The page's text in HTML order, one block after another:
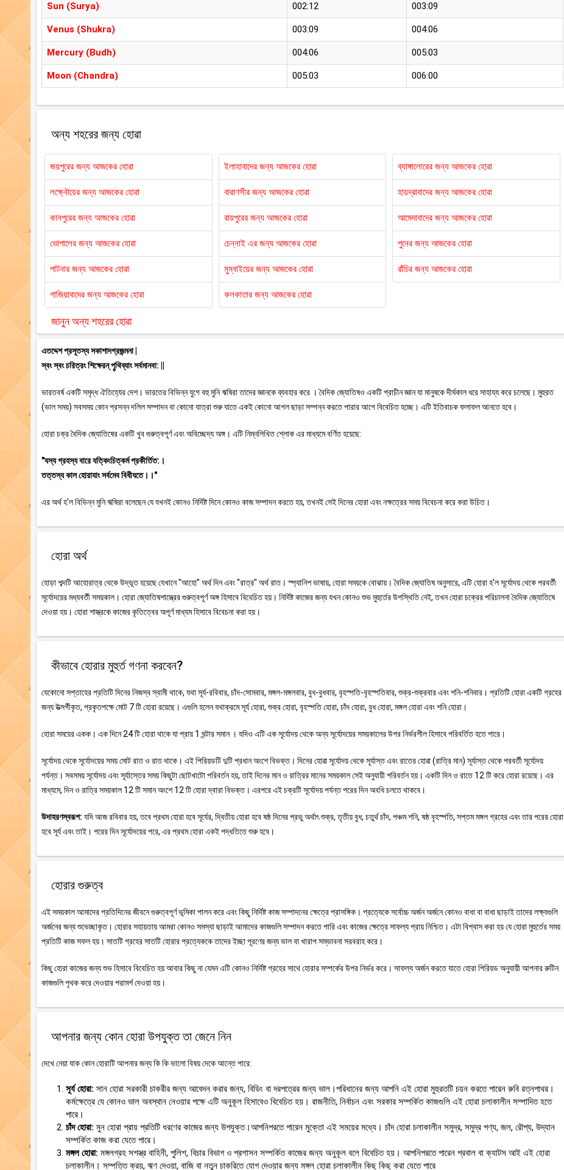
Sun (Surya) 002:12 003:09
Venus (Shukra) 003:09 004:06
Mercury (Budh) 004:06 005:03
Moon (Chandra) 005:03 006:00
অন্য শহরের জন্য হোৱা
জয়পুরের জন্য আজকের হোৱা
লক্ষ্নৌয়ের জন্য আজকের হোৱা
কানপুরের জন্য আজকের হোৱা
ভোপালের জন্য আজকের হোৱা
পাটনার জন্য আজকের হোৱা
গাজিয়াবাদের জন্য আজকের হোৱা
ইলাহাবাদের জন্য আজকের হোৱা
বারাণসীর জন্য আজকের হোৱা
রায়পুরের জন্য আজকের হোৱা
চেন্নাই এর জন্য আজকের হোৱা
মুম্বাইয়ের জন্য আজকের হোৱা
কলকাতার জন্য আজকের হোৱা
ব্যাঙ্গালোরের জন্য আজকের হোৱা
হায়দ্রাবাদের জন্য আজকের হোৱা
আমেদাবাদের জন্য আজকের হোৱা
পুনের জন্য আজকের হোৱা
রাঁচির জন্য আজকের হোৱা
জানুন অন্য শহরের হোৱা
এতদ্দেশ প্রসূতস্য সকাশাদগ্রজন্মনা |
স্বং স্বং চরিত্রং শিক্ষেরন্ পৄথিব্যাং সর্বমানবা: ||
ভারতবর্ষ একটি সমৃদ্ধ ঐতিহ্যের দেশ। ভারতের বিভিন্ন যুগে বহু মুনি ঋষিরা তাদের জ্ঞানকে ব্যবহার করে । বৈদিক জ্যোতিষও একটি প্রাচীন জ্ঞান যা মানুষকে দীর্ঘকাল ধরে সাহায্য করে চলেছে। মুহুরত
(ভাল সময়) সবসময় কোন প্রসন্ন দলিল সম্পাদন বা কোনো যাত্রা শুরু যাতে একই কোনো আগল ছাড়া সম্পন্ন করতে পারার আগে বিবেচিত হচ্ছে। এটি ইতিবাচক ফলাফল আনতে হবে।
হোরা চক্র বৈদিক জ্যোতিষের একটি খুব গুরুত্বপূর্ণ এবং অবিচ্ছেদ্য অঙ্গ। এটি নিম্নলিখিত শ্লোক এর মাধ্যমে বর্ণিত হয়েছে:
"যস্য গ্রহস্য বারে যত্কিংচিত্কর্ম প্রকীর্তিত:।
তত্তস্য কাল হোরাযাং সর্বমেব বিধীযতে।।"
এর অর্থ হ'ল বিভিন্ন মুনি ঋষিরা বলেছেন যে যখনই কোনও নির্দিষ্ট দিনে কোনও কাজ সম্পাদন করতে হয়, তখনই সেই দিনের হোরা এবং নক্ষত্রের সময় বিবেচনা করে করা উচিত।
হোরা অর্থ
হোড়া শব্দটি আহোরাত্র থেকে উদ্ভূত হয়েছে যেখানে "আহো" অর্থ দিন এবং "রাত্র" অর্থ রাত। স্প্যানিশ ভাষায়, হোরা সময়কে বোঝায়। বৈদিক জ্যোতিষ অনুসারে, এটি হোরা হ'ল সূর্যোদয় থেকে পরবর্তী
সূর্যোদয়ের মধ্যবর্তী সময়কাল। হোরা জ্যোতিষশাস্ত্রের গুরুত্বপূর্ণ অঙ্গ হিসাবে বিবেচিত হয়। নির্দিষ্ট কাজের জন্য যখন কোনও শুভ মুহুর্তের উপস্থিতি নেই, তখন হোরা চক্রের পরিচালনা বৈদিক জ্যোতিষে
দেওয়া হয়। হোরা শাস্ত্রকে কাজের কৃতিত্বের অপূর্ণ মাধ্যম হিসাবে বিবেচনা করা হয়।
কীভাবে হোরার মুহুর্ত গণনা করবেন?
যেকোনো সপ্তাহের প্রতিটি দিনের নিজস্ব স্বামী থাকে, যথা সূর্য-রবিবার, চাঁদ-সোমবার, মঙ্গল-মঙ্গলবার, বুধ-বুধবার, বৃহস্পতি-বৃহস্পতিবার, শুক্র-শুক্রবার এবং শনি-শনিবার। প্রতিটি হোরা একটি গ্রহের
জন্য উত্সর্গীকৃত, প্রকৃতপক্ষে মোট 7 টি হোরা রয়েছে। এগুলি হলেন যথাক্রমে সূর্য হোরা, শুক্র হোরা, বৃহস্পতি হোরা, চাঁদ হোরা, বুধ হোরা, মঙ্গল হোরা এবং শনি হোরা।
হোরা সময়ের একক। এক দিনে 24 টি হোরা থাকে যা প্রায় 1 ঘন্টার সমান । যদিও এটি এক সূর্যোদয় থেকে অন্য সূর্যোদয়ের সময়কালের উপর নির্ভরশীল হিসাবে পরিবর্তিত হতে পারে।
সূর্যোদয় থেকে সূর্যোদয়ের সময় মোট রাত ও রাত থাকে। এই পিরিয়ডটি দুটি প্রধান অংশে বিভক্ত। দিনের হোৱা সূর্যোদয় থেকে সূর্যাস্ত এবং রাতের হোৱা (রাত্রি মান) সূর্যাস্ত থেকে পরবর্তী সূর্যোদয়
পর্যন্ত। সবসময় সূর্যোদয় এবং সূর্যাস্তের সময় কিছুটা ছোটখাটো পরিবর্তন হয়, তাই দিনের মান ও রাত্রির মানের সময়কাল সেই অনুযায়ী পরিবর্তন হয়। একটি দিন ও রাতে 12 টি করে হোরা রয়েছে। এর
মাধ্যমে, দিন ও রাত্রি সময়কাল 12 টি সমান অংশে 12 টি হোরা দ্বারা বিভক্ত। এরপরে এই চক্রটি সূর্যোদয় পর্যন্ত পরের দিন অবধি চলতে থাকবে।
উদাহরণস্বরূপ: যদি আজ রবিবার হয়, তবে প্রথম হোরা হবে সূর্যের, দ্বিতীয় হোরা হবে ষষ্ঠ দিনের প্রভু অর্থাৎ শুক্র, তৃতীয় বুধ, চতুর্থ চাঁদ, পঞ্চম শনি, ষষ্ঠ বৃহস্পতি, সপ্তম মঙ্গল গ্রহের এবং তার পরের হোরা
হবে সূর্য এবং তাই। পরের দিন সূর্যোদয়ের পরে, এর প্রথম হোরা একই পদ্ধতিতে শুরু হবে।
হোরার গুরুত্ব
এই সময়কাল আমাদের প্রতিদিনের জীবনে গুরুত্বপূর্ণ ভূমিকা পালন করে এবং কিছু নির্দিষ্ট কাজ সম্পাদনের ক্ষেত্রে প্রাসঙ্গিক। প্রত্যেকে সর্বোচ্চ অর্জন অর্জনে কোনও বাধা বা বাধা ছাড়াই তাদের লক্ষ্যগুলি
অর্জনের জন্য শুভেচ্ছাকৃত। হোরার সহায়তায় আমরা কোনও সমস্যা ছাড়াই আমাদের কাজগুলি সম্পাদন করতে পারি এবং কাজের ক্ষেত্রে সাফল্য প্রায় নিশ্চিত। এটা বিশ্বাস করা হয় যে হোরা মুহুর্তের সময়
প্রতিটি কাজ সফল হয়। সাতটি গ্রহের সাতটি হোরার প্রত্যেককে তাদের ইচ্ছা পূরণের জন্য ভাল বা খারাপ সম্ভাবনা সরবরাহ করে।
কিছু হোরা কাজের জন্য শুভ হিসাবে বিবেচিত হয় আবার কিছু না যেমন এটি কোনও নির্দিষ্ট গ্রহের সাথে হোরার সম্পর্কের উপর নির্ভর করে। সাফল্য অর্জন করতে যাতে হোরা পিরিয়ড অনুযায়ী আপনার রুটিন
কাজগুলি পৃথক করে দেওয়ার পরামর্শ দেওয়া হয়।
আপনার জন্য কোন হোরা উপযুক্ত তা জেনে নিন
দেখে নেয়া যাক কোন হোরাটি আপনার জন্য কি কি ভালো বিষয় দেকে আন্তে পারে:
সূর্য হোরা: সান হোরা সরকারী চাকরীর জন্য আবেদন করার জন্য, বিডিং বা দরপত্রের জন্য ভাল।পরিধানের জন্য আপনি এই হোরা মুহুরতটি চয়ন করতে পারেন রুবি রত্নপাথর।
কর্মক্ষেত্রে যে কোনও ভাল অবস্থান নেওয়ার পক্ষে এটি অনুকূল হিসাবেও বিবেচিত হয়। রাজনীতি, নির্বাচন এবং সরকার সম্পর্কিত কাজগুলি এই হোরা চলাকালীন সম্পাদিত হতে
পারে।
চাঁদ হোরা: মুন হোরা প্রায় প্রতিটি ধরণের কাজের জন্য উপযুক্ত।আপনিপরতে পারেন মুক্তো এই সময়ের মধ্যে। চাঁদ হোরা চলাকালীন সমুদ্র, সমুদ্র পণ্য, জল, রৌপ্য, উদ্যান
সম্পর্কিত কাজ করা যেতে পারে।
মঙ্গল হোরা: মঙ্গলগ্রহ সশস্ত্র বাহিনী, পুলিশ, বিচার বিভাগ ও প্রশাসন সম্পর্কিত কাজের জন্য অনুকূল বলে বিবেচিত হয়। আপনিপরতে পারেন প্রবাল বা ক্যাটস আই এই হোরা
চলাকালীন। সম্পত্তি ক্রয়, ঋণ দেওয়া, বাজি বা নতুন চাকরিতে যোগ দেওয়ার জন্য মঙ্গল হোরা চলাকালীন কিছু কিছু করা যেতে পারে